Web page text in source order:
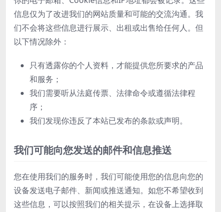
信息仅为了改进我们的网站质量和可能的交流沟通。我
们不会将这些信息进行展示、出租或出售给任何人。但
以下情况除外：
只有透露你的个人资料，才能提供您所要求的产品
和服务；
我们需要听从法庭传票、法律命令或遵循法律程
序；
我们发现你违反了本站已发布的条款或声明。
我们可能向您发送的邮件和信息推送
您在使用我们的服务时，我们可能使用您的信息向您的
设备发送电子邮件、新闻或推送通知。如您不希望收到
这些信息，可以按照我们的相关提示，在设备上选择取